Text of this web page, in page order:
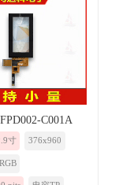
C001A
寸 376x960
RGB